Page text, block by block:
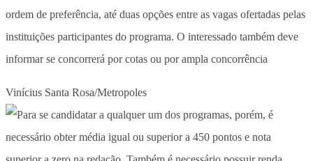
ordem de preferência, até duas opções entre as vagas ofertadas pelas
instituições participantes do programa. O interessado também deve
informar se concorrerá por cotas ou por ampla concorrência
Vinícius Santa Rosa/Metropoles